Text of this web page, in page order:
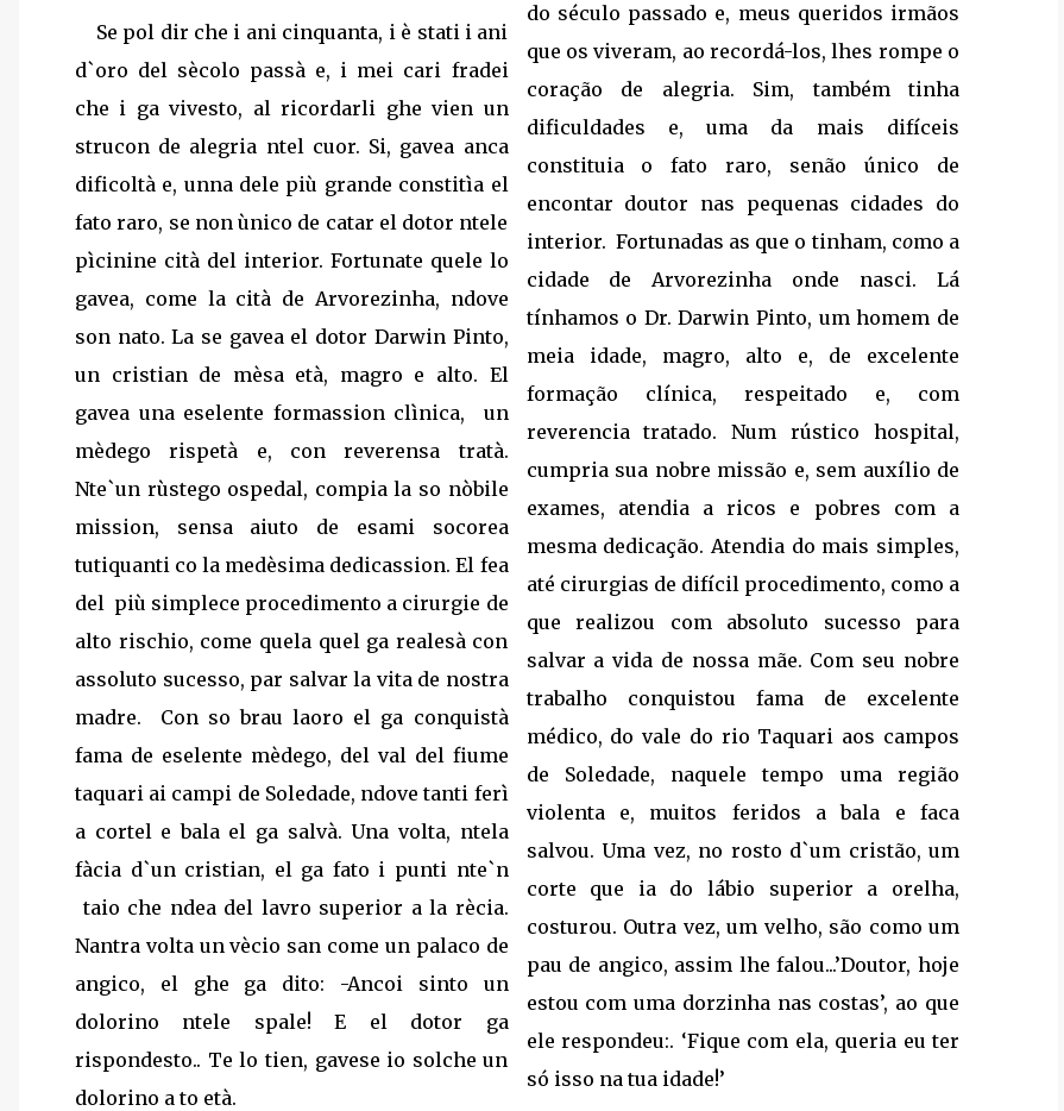
Se pol dir che i ani cinquanta, i è stati i ani
d`oro del sècolo passà e, i mei cari fradei
che i ga vivesto, al ricordarli ghe vien un
strucon de alegria ntel cuor. Si, gavea anca
dificoltà e, unna dele più grande constitìa el
fato raro, se non ùnico de catar el dotor ntele
pìcinine cità del interior. Fortunate quele lo
gavea, come la cità de Arvorezinha, ndove
son nato. La se gavea el dotor Darwin Pinto,
un cristian de mèsa età, magro e alto. El
gavea una eselente formassion clìnica, un
mèdego rispetà e, con reverensa tratà.
Nte`un rùstego ospedal, compia la so nòbile
mission, sensa aiuto de esami socorea
tutiquanti co la medèsima dedicassion. El fea
del più simplece procedimento a cirurgie de
alto rischio, come quela quel ga realesà con
assoluto sucesso, par salvar la vita de nostra
madre. Con so brau laoro el ga conquistà
fama de eselente mèdego, del val del fiume
taquari ai campi de Soledade, ndove tanti ferì
a cortel e bala el ga salvà. Una volta, ntela
fàcia d`un cristian, el ga fato i punti nte`n
taio che ndea del lavro superior a la rècia.
Nantra volta un vècio san come un palaco de
angico, el ghe ga dito: -Ancoi sinto un
dolorino ntele spale! E el dotor ga
rispondesto.. Te lo tien, gavese io solche un
dolorino a to età.
do século passado e, meus queridos irmãos
que os viveram, ao recordá-los, lhes rompe o
coração de alegria. Sim, também tinha
dificuldades e, uma da mais difíceis
constituia o fato raro, senão único de
encontar doutor nas pequenas cidades do
interior. Fortunadas as que o tinham, como a
cidade de Arvorezinha onde nasci. Lá
tínhamos o Dr. Darwin Pinto, um homem de
meia idade, magro, alto e, de excelente
formação clínica, respeitado e, com
reverencia tratado. Num rústico hospital,
cumpria sua nobre missão e, sem auxílio de
exames, atendia a ricos e pobres com a
mesma dedicação. Atendia do mais simples,
até cirurgias de difícil procedimento, como a
que realizou com absoluto sucesso para
salvar a vida de nossa mãe. Com seu nobre
trabalho conquistou fama de excelente
médico, do vale do rio Taquari aos campos
de Soledade, naquele tempo uma região
violenta e, muitos feridos a bala e faca
salvou. Uma vez, no rosto d`um cristão, um
corte que ia do lábio superior a orelha,
costurou. Outra vez, um velho, são como um
pau de angico, assim lhe falou...’Doutor, hoje
estou com uma dorzinha nas costas’, ao que
ele respondeu:. ‘Fique com ela, queria eu ter
só isso na tua idade!’